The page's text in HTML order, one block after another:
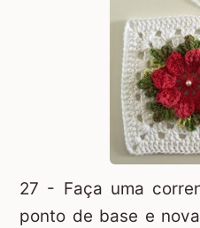
27 - Faça uma
ponto de base e